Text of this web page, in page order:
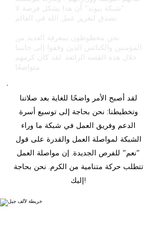
"شبكة بيوند" أن هذا يشكل فرصة لا
تصدق لتعزيز عمل الله في العالم.
نحن محظوظون بمعرفة العديد من
المؤمنين والكنائس الذين وقفوا إلى جانبنا
خلال هذه القصة الرائعة. لقد كان كرمهم
متواضعًا.
لقد أصبح الأمر واضحًا للغاية بعد صلاتنا
وتخطيطنا: نحن بحاجة إلى توسيع أسرة
الدعم وفريق العمل في شبكة ما وراء
الشبكة لمواصلة العمل والقدرة على قول
"نعم" للفرص الجديدة. إن مواصلة العمل
تتطلب حركة متنامية من الكرم. نحن بحاجة
إليك!